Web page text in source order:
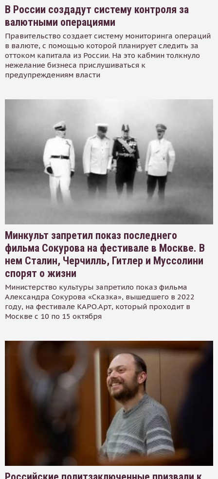
В России создадут систему контроля за
валютными операциями
Правительство создает систему мониторинга операций
в валюте, с помощью которой планирует следить за
оттоком капитала из России. На это кабмин толкнуло
нежелание бизнеса прислушиваться к
предупреждениям власти
Минкульт запретил показ последнего
фильма Сокурова на фестивале в Москве. В
нем Сталин, Черчилль, Гитлер и Муссолини
спорят о жизни
Министерство культуры запретило показ фильма
Александра Сокурова «Сказка», вышедшего в 2022
году, на фестивале КАРО.Арт, который проходит в
Москве с 10 по 15 октября